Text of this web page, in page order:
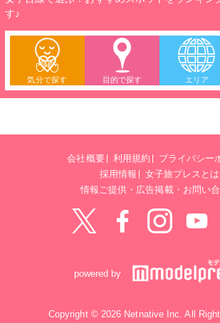
す♪
気分で探す 目的で探す エリア
会社概要 利用規約
プライバシー
採用情報
女子旅プレスとは
情報ご提供・広告掲載・お問い
powered by
Copyright © 2026 Netnative Inc. All